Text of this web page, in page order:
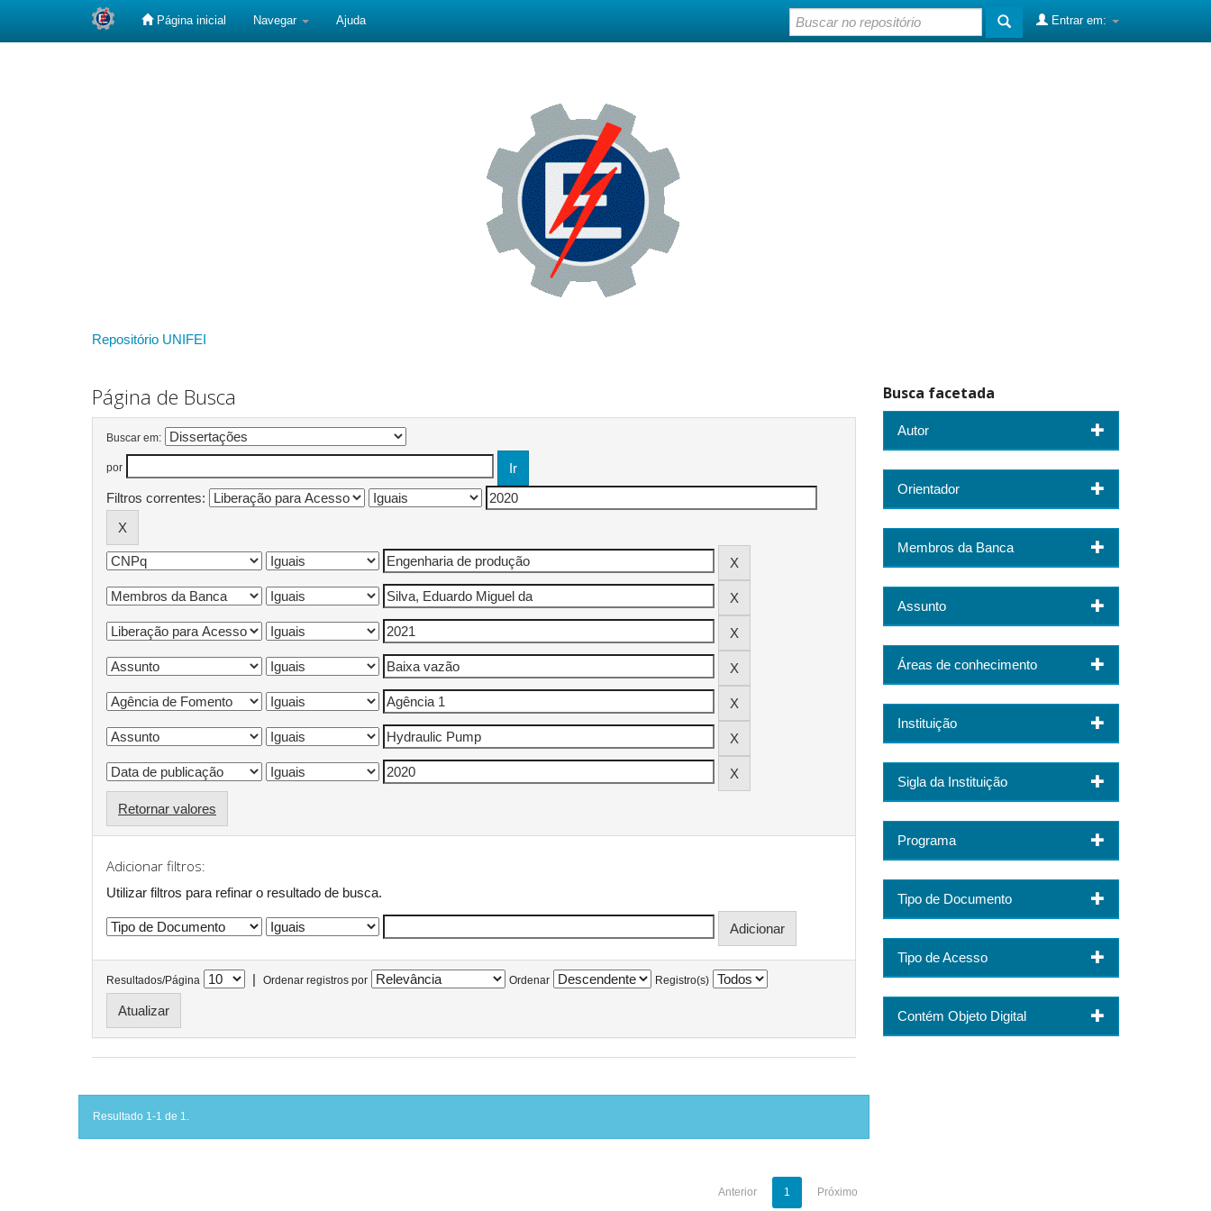
Página inicial Navegar Ajuda Entrar em:
Repositório UNIFEI
Página de Busca
Buscar em:
por
Filtros correntes:
Retornar valores
Adicionar filtros:
Utilizar filtros para refinar o resultado de busca.
Resultados/Página | Ordenar registros por Ordenar Registro(s)
Resultado 1-1 de 1.
Anterior 1 Próximo
Busca facetada
Autor
Orientador
Membros da Banca
Assunto
Áreas de conhecimento
Instituição
Sigla da Instituição
Programa
Tipo de Documento
Tipo de Acesso
Contém Objeto Digital